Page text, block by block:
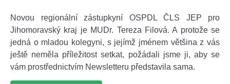
Novou regionální zástupkyní OSPDL ČLS JEP pro
Jihomoravský kraj je MUDr. Tereza Filová. A protože se
jedná o mladou kolegyni, s jejímž jménem většina z vás
ještě neměla příležitost setkat, požádali jsme ji, aby se
vám prostřednictvím Newsletteru představila sama.